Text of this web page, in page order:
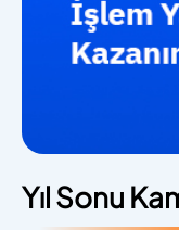
Yıl Sonu